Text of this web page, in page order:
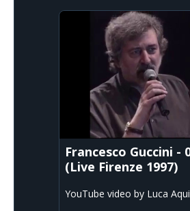
Francesco Guccini -
(Live Firenze 1997)
YouTube video by Luca